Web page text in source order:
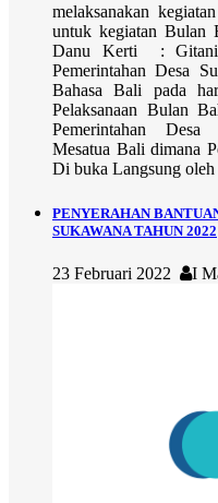
melaksanakan
untuk kegiatan Bulan
Danu Kerti :
Pemerintahan Desa
Bahasa Bali pada
Pelaksanaan Bulan
Pemerintahan Desa
Mesatua Bali dimana
Di buka Langsung
PENYERAHAN
SUKAWANA TAHUN 2022
23 Februari 2022 I